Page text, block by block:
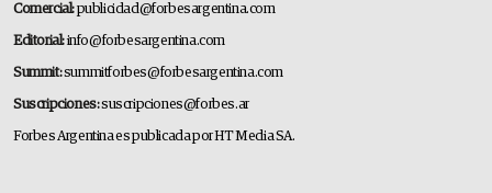
Comercial:publicidad@forbesargentina.com
Editorial:info@forbesargentina.com
Summit:summitforbes@forbesargentina.com
Suscripciones:suscripciones@forbes.ar
Forbes Argentina es publicada por HT Media SA.